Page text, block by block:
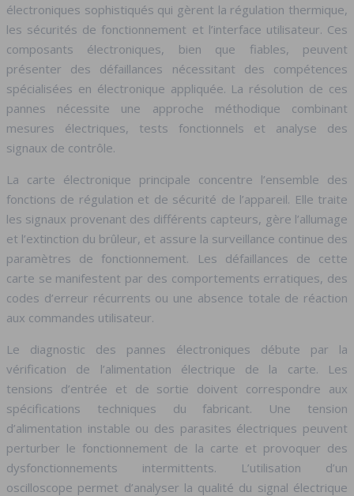
électroniques sophistiqués qui gèrent la régulation thermique,
les sécurités de fonctionnement et l’interface utilisateur. Ces
composants électroniques, bien que fiables, peuvent
présenter des défaillances nécessitant des compétences
spécialisées en électronique appliquée. La résolution de ces
pannes nécessite une approche méthodique combinant
mesures électriques, tests fonctionnels et analyse des
signaux de contrôle.
La carte électronique principale concentre l’ensemble des
fonctions de régulation et de sécurité de l’appareil. Elle traite
les signaux provenant des différents capteurs, gère l’allumage
et l’extinction du brûleur, et assure la surveillance continue des
paramètres de fonctionnement. Les défaillances de cette
carte se manifestent par des comportements erratiques, des
codes d’erreur récurrents ou une absence totale de réaction
aux commandes utilisateur.
Le diagnostic des pannes électroniques débute par la
vérification de l’alimentation électrique de la carte. Les
tensions d’entrée et de sortie doivent correspondre aux
spécifications techniques du fabricant. Une tension
d’alimentation instable ou des parasites électriques peuvent
perturber le fonctionnement de la carte et provoquer des
dysfonctionnements intermittents. L’utilisation d’un
oscilloscope permet d’analyser la qualité du signal électrique